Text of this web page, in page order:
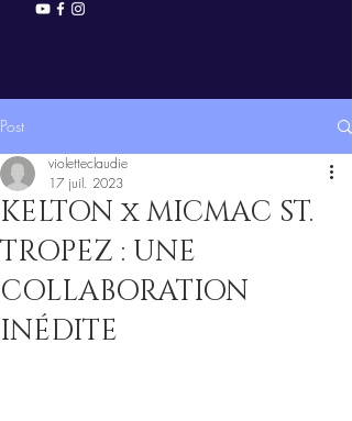
Post
KELTON x MICMAC ST.
TROPEZ : UNE
COLLABORATION
INÉDITE
violetteclaudie
17 juil. 2023